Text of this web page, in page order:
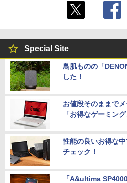
Special Site
鳥肌ものの「
した！
お値段そのままで
「お得なゲーミング
性能の良いお得な
チェック！
「A&ultima